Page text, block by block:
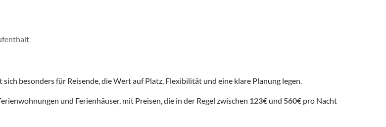
sich besonders für Reisende, die Wert auf Platz, Flexibilität und eine klare Planung legen.
und Ferienhäuser, mit Preisen, die in der Regel zwischen 123€ und 560€ pro Nacht